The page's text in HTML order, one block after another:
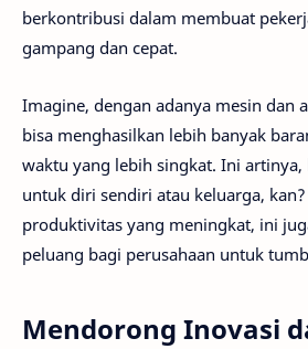
berkontribusi dalam membuat
gampang dan cepat.
Imagine, dengan adanya mesin dan
bisa menghasilkan lebih banyak
waktu yang lebih singkat. Ini
untuk diri sendiri atau keluarga,
produktivitas yang meningkat, ini
peluang bagi perusahaan untuk
Mendorong Inovasi